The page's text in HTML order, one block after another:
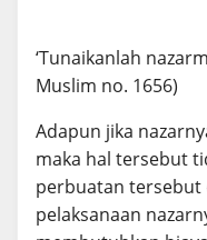
‘Tunaikanlah
Muslim no. 1656)
Adapun jika
maka hal tersebut
perbuatan tersebut
pelaksanaan